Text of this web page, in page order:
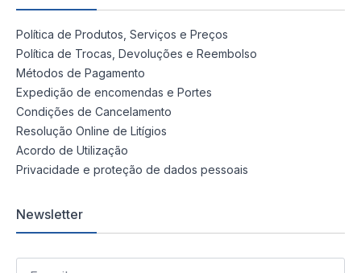
Política de Produtos, Serviços e Preços
Política de Trocas, Devoluções e Reembolso
Métodos de Pagamento
Expedição de encomendas e Portes
Condições de Cancelamento
Resolução Online de Litígios
Acordo de Utilização
Privacidade e proteção de dados pessoais
Newsletter